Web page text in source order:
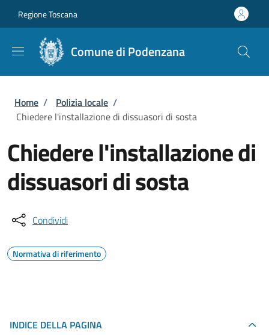
Regione Toscana
Comune di Podenzana
Briciole di pane
Home / Polizia locale /
Chiedere l'installazione di dissuasori di sosta
Chiedere l'installazione di
dissuasori di sosta
Condividi
Normativa di riferimento
INDICE DELLA PAGINA